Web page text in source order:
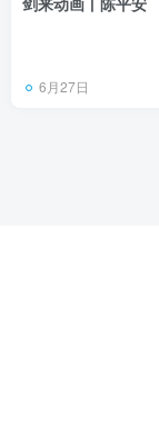
6月27日